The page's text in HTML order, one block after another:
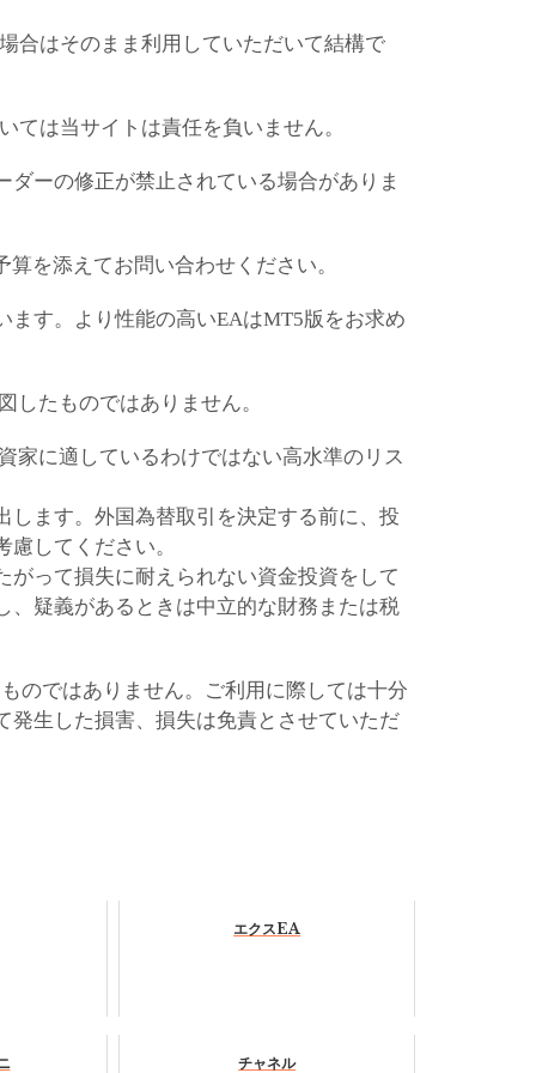
合はそのまま利用していただいて結構で
ては当サイトは責任を負いません。
ーの修正が禁止されている場合がありま
を添えてお問い合わせください。
す。より性能の高いEAはMT5版をお求め
したものではありません。
家に適しているわけではない高水準のリス
ます。外国為替取引を決定する前に、投
してください。
って損失に耐えられない資金投資をして
、疑義があるときは中立的な財務または税
のではありません。ご利用に際しては十分
発生した損害、損失は免責とさせていただ
エクスEA
チャネル